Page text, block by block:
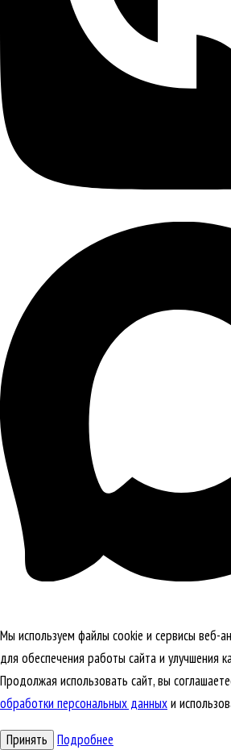
Мы используем файлы cookie и сервисы веб-
для обеспечения работы сайта и улучшения
Продолжая использовать сайт, вы
обработки персональных данныхи
Принять Подробнее